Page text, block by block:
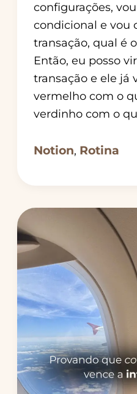
configurações,
condicional e vou
transação, qual é
Então, eu posso
transação e ele já
vermelho com o
verdinho com o
Notion, Rotina